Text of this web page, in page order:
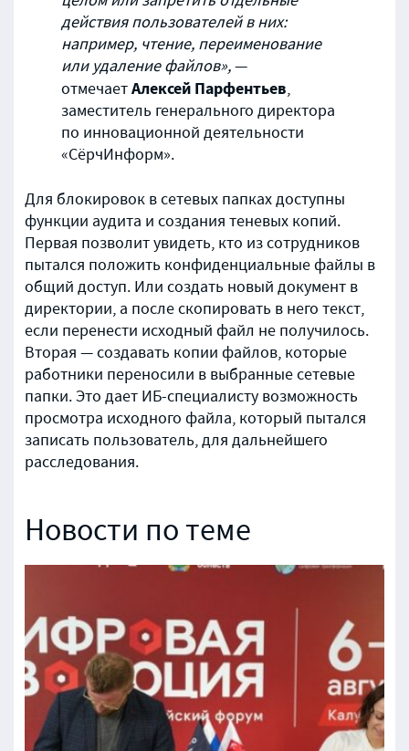
действия пользователей в них:
например, чтение, переименование
или удаление файлов»,—
отмечаетАлексей Парфентьев,
заместитель генерального директора
по инновационной деятельности
«СёрчИнформ».
Для блокировок в сетевых папках доступны
функции аудита и создания теневых копий.
Первая позволит увидеть, кто из сотрудников
пытался положить конфиденциальные файлы в
общий доступ. Или создать новый документ в
директории, а после скопировать в него текст,
если перенести исходный файл не получилось.
Вторая — создавать копии файлов, которые
работники переносили в выбранные сетевые
папки. Это дает ИБ-специалисту возможность
просмотра исходного файла, который пытался
записать пользователь, для дальнейшего
расследования.
Новости по теме